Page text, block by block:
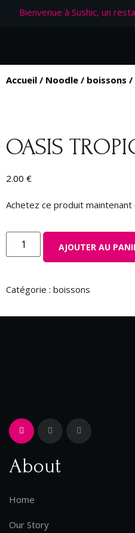
Bienvenue à Sushic, un
Accueil / Noodle / boissons /
OASIS
2.00 €
Achetez ce produit maintenant
AJOUTER AU
Catégorie : boissons
About
Home
Our Story